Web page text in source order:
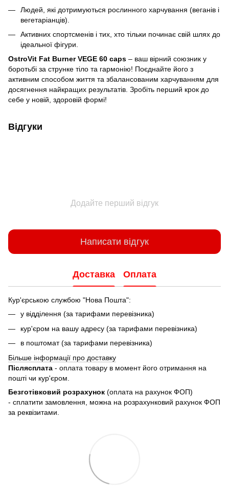
Людей, які дотримуються рослинного харчування (веганів і
вегетаріанців).
Активних спортсменів і тих, хто тільки починає свій шлях до
ідеальної фігури.
OstroVit Fat Burner VEGE 60 caps – ваш вірний союзник у
боротьбі за струнке тіло та гармонію! Поєднайте його з
активним способом життя та збалансованим харчуванням для
досягнення найкращих результатів. Зробіть перший крок до
себе у новій, здоровій формі!
Відгуки
Додайте перший відгук
Написати відгук
Доставка Оплата
Кур'єрською службою "Нова Пошта":
у відділення (за тарифами перевізника)
кур'єром на вашу адресу (за тарифами перевізника)
в поштомат (за тарифами перевізника)
Більше інформації про доставку
Післясплата - оплата товару в момент його отримання на
пошті чи кур'єром.
Безготівковий розрахунок (оплата на рахунок ФОП)
- сплатити замовлення, можна на розрахунковий рахунок ФОП
за реквізитами.